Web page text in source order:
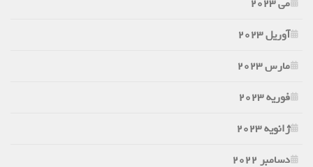
می 2023
آوریل 2023
مارس 2023
فوریه 2023
ژانویه 2023
دسامبر 2022